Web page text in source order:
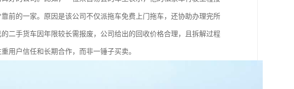
前的一家。原因是该公司不仅派拖车免费上门拖车，还协助办理完所
二手货车因年限较长需报废，公司给出的回收价格合理，且拆解过程
用户信任和长期合作，而非一锤子买卖。